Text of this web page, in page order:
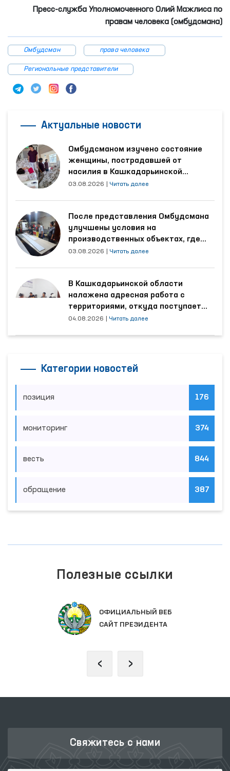
Пресс-служба Уполномоченного Олий Мажлиса по
правам человека (омбудсмана)
Омбудсман права человека
Региональные представители
Актуальные новости
Омбудсманом изучено состояние
женщины, пострадавшей от
насилия в Кашкадарьинской
области
03.08.2026 Читать далее
После представления Омбудсмана
улучшены условия на
производственных объектах, где
трудятся осуждённые
03.08.2026 Читать далее
В Кашкадарьинской области
налажена адресная работа с
территориями, откуда поступает
наибольшее количество обращений
04.08.2026 Читать далее
Категории новостей
позиция 176
мониторинг 374
весть 844
обращение 387
Полезные ссылки
ОФИЦИАЛЬНЫЙ ВЕБ
САЙТ ПРЕЗИДЕНТА
‹ ›
Свяжитесь с нами